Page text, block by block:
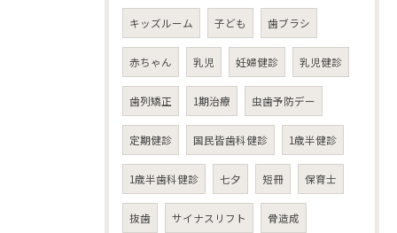
キッズルーム 子ども 歯ブラシ
赤ちゃん 乳児 妊婦健診 乳児健診
歯列矯正 1期治療 虫歯予防デー
定期健診 国民皆歯科健診 1歳半健診
1歳半歯科健診 七夕 短冊 保育士
抜歯 サイナスリフト 骨造成